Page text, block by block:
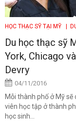
HỌC THẠC SỸ TẠI MỸ |
Du học thạc sỹ
York, Chicago
Devry
04/11/2016
Mỗi thành phố ở Mỹ
viên học tập ở thành
học sinh...